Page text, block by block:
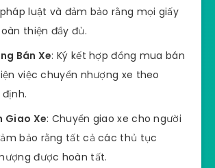
luật và đảm bảo rằng mọi giấy
thiện đầy đủ.
Bán Xe: Ký kết hợp đồng mua bán
việc chuyển nhượng xe theo
Giao Xe: Chuyển giao xe cho người
bảo rằng tất cả các thủ tục
được hoàn tất.